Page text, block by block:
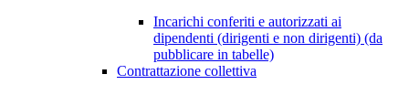
Incarichi conferiti e autorizzati ai
dipendenti (dirigenti e non dirigenti) (da
pubblicare in tabelle)
Contrattazione collettiva